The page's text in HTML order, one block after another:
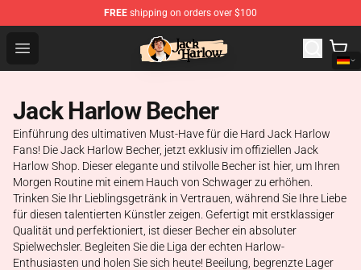
FREE shipping on orders over $100
Open menu
Jack Harlow Shop - Official Jack Harlow Merchandise
Jack Harlow Becher
Einführung des ultimativen Must-Have für die Hard Jack Harlow
Fans! Die Jack Harlow Becher, jetzt exklusiv im offiziellen Jack
Harlow Shop. Dieser elegante und stilvolle Becher ist hier, um Ihren
Morgen Routine mit einem Hauch von Schwager zu erhöhen.
Trinken Sie Ihr Lieblingsgetränk in Vertrauen, während Sie Ihre Liebe
für diesen talentierten Künstler zeigen. Gefertigt mit erstklassiger
Qualität und perfektioniert, ist dieser Becher ein absoluter
Spielwechsler. Begleiten Sie die Liga der echten Harlow-
Enthusiasten und holen Sie sich heute! Beeilung, begrenzte Lager